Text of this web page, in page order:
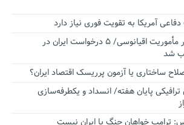
آمریکا به تقویت فوری نیاز دارد
اقتدار ناوگروه ۱۰۳ در مأموریت‌ اقیانوسی/ ۵ درخواست ایران در
شد
ساختاری یا آزمون پرریسک اقتصاد ایران؟
پایان هفته/ انسداد و یکطرفه‌سازی